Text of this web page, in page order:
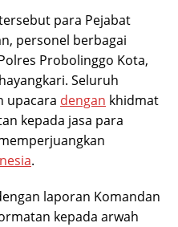
para Pejabat
personel berbagai
Probolinggo Kota,
Seluruh
upacara dengan khidmat
kepada jasa para
.
laporan Komandan
kepada arwah